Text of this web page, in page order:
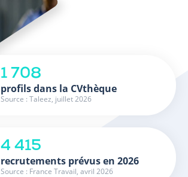
1 708
profils dans la CVthèque
Source : Taleez, juillet 2026
4 415
recrutements prévus en 2026
Source : France Travail, avril 2026